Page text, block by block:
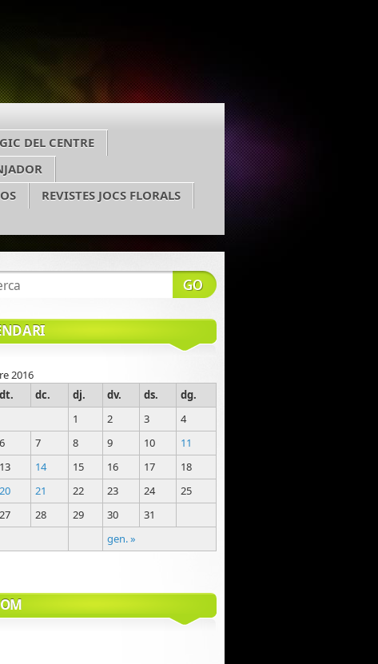
DEL CENTRE
REVISTES JOCS FLORALS
2016
dt. dc. dj. dv. ds. dg.
gen. »
1 2 3
4
6 7 8 9 10
11
13 14 15 16 17
18
20 21 22 23 24
25
27 28 29 30 31